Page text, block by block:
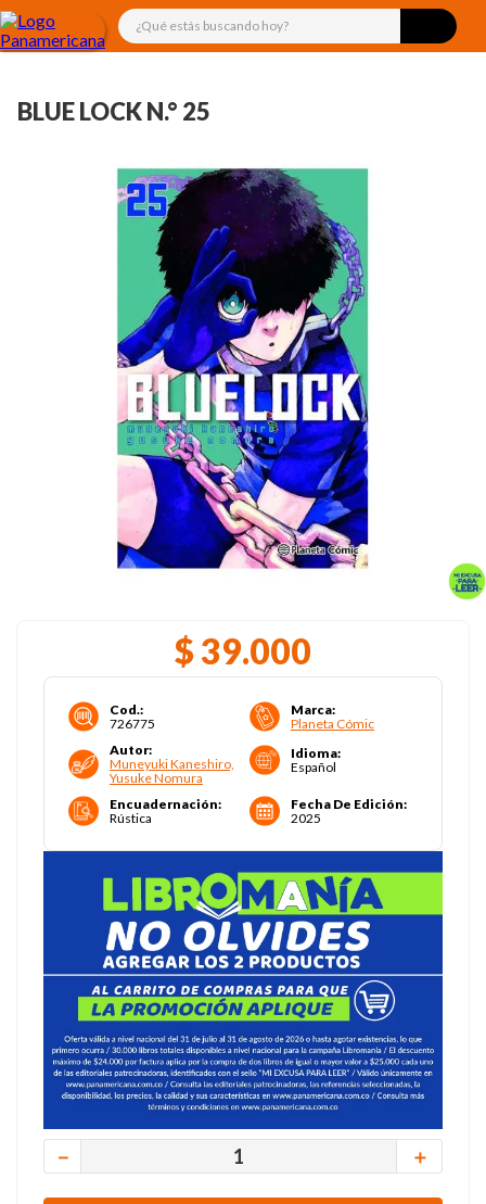
¿Qué estás buscando hoy?
BLUE LOCK N.° 25
$ 39.000
Cod.:
726775
Marca:
Planeta Cómic
Autor:
Muneyuki Kaneshiro,
Yusuke Nomura
Idioma:
Español
Encuadernación:
Rústica
Fecha De Edición:
2025
＋
－